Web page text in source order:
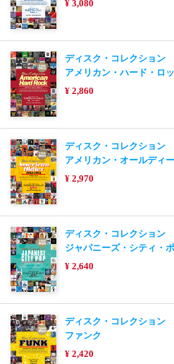
¥ 3,080
ディスク・コレクション
アメリカン・ハード・ロ
¥ 2,860
ディスク・コレクション
アメリカン・オールディ
¥ 2,970
ディスク・コレクション
ジャパニーズ・シティ・
¥ 2,640
ディスク・コレクション
ファンク
¥ 2,420